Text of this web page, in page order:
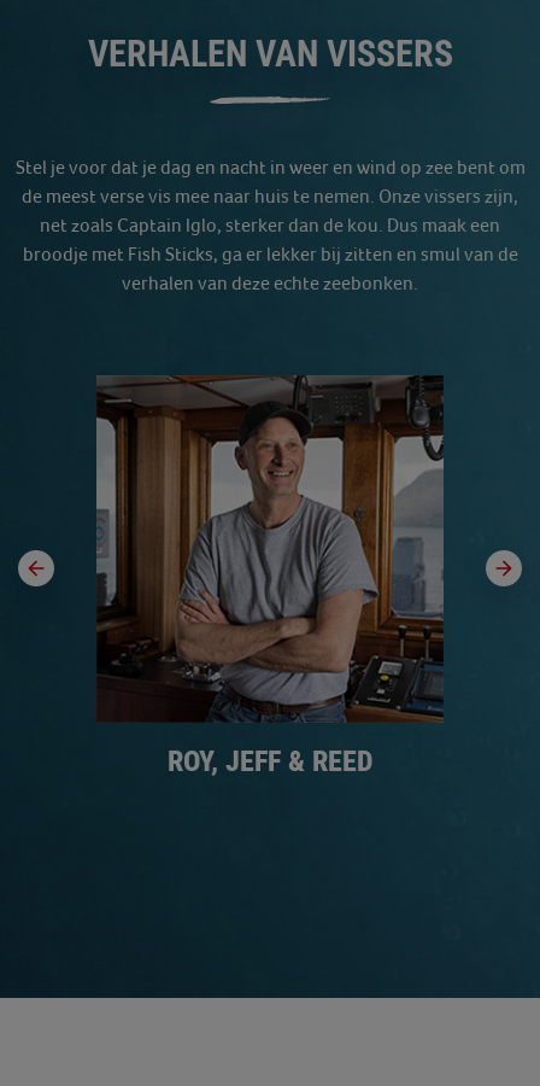
VERHALEN VAN VISSERS
Stel je voor dat je dag en nacht in weer en wind op zee bent om
de meest verse vis mee naar huis te nemen. Onze vissers zijn,
net zoals Captain Iglo, sterker dan de kou. Dus maak een
broodje met Fish Sticks, ga er lekker bij zitten en smul van de
verhalen van deze echte zeebonken.
ROY, JEFF & REED